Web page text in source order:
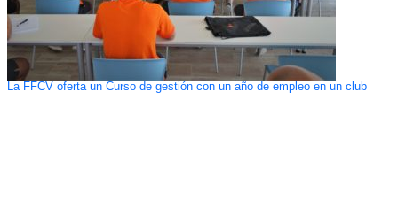
La FFCV oferta un Curso de gestión con un año de empleo en un club